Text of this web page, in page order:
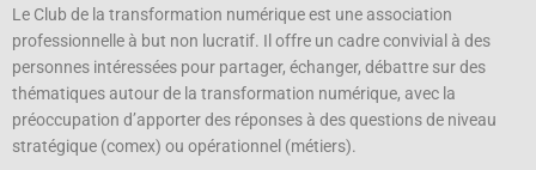
Le Club de la transformation numérique est une association
professionnelle à but non lucratif. Il offre un cadre convivial à des
personnes intéressées pour partager, échanger, débattre sur des
thématiques autour de la transformation numérique, avec la
préoccupation d’apporter des réponses à des questions de niveau
stratégique (comex) ou opérationnel (métiers).